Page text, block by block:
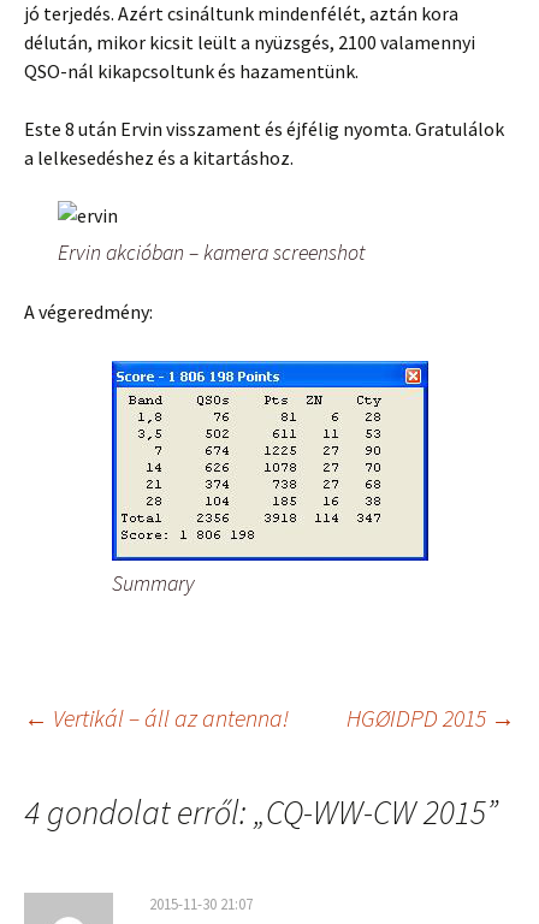
jó terjedés. Azért csináltunk mindenfélét, aztán kora
délután, mikor kicsit leült a nyüzsgés, 2100 valamennyi
QSO-nál kikapcsoltunk és hazamentünk.
Este 8 után Ervin visszament és éjfélig nyomta. Gratulálok
a lelkesedéshez és a kitartáshoz.
Ervin akcióban – kamera screenshot
A végeredmény:
Summary
Bejegyzés
navigáció
← Vertikál – áll az antenna! HGØIDPD 2015 →
4 gondolat erről: „CQ-WW-CW 2015”
2015-11-30 21:07